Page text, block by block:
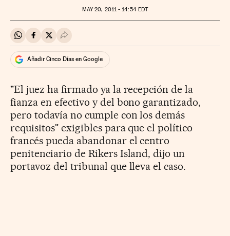
MAY20, 2011 - 14:54EDT
Compartir en Whatsapp
Compartir en Facebook
Compartir en Twitter
Desplegar Redes Sociales
Añadir Cinco Días en Google
"El juez ha firmado ya la recepción de la
fianza en efectivo y del bono garantizado,
pero todavía no cumple con los demás
requisitos" exigibles para que el político
francés pueda abandonar el centro
penitenciario de Rikers Island, dijo un
portavoz del tribunal que lleva el caso.